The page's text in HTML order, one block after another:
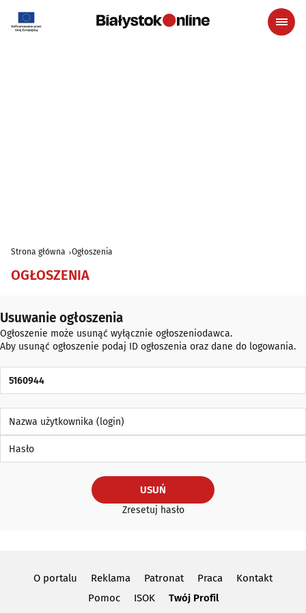
Strona główna Ogłoszenia
OGŁOSZENIA
Usuwanie ogłoszenia
Ogłoszenie może usunąć wyłącznie ogłoszeniodawca.
Aby usunąć ogłoszenie podaj ID ogłoszenia oraz dane do logowania.
USUŃ
Zresetuj hasło
O portalu Reklama Patronat Praca
Kontakt
Pomoc
ISOK Twój Profil